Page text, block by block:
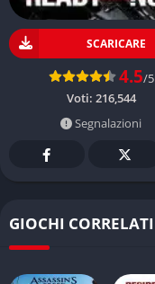
SCARICARE
4.5/5
Voti: 216,544
Segnalazioni
GIOCHI CORRELATI